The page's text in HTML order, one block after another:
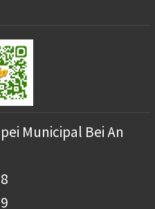
Municipal Bei An